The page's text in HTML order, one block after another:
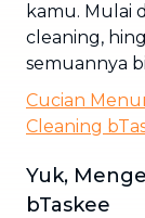
kamu. Mulai
cleaning,
semuannya
Cucian
Cleaning
Yuk,
bTaskee